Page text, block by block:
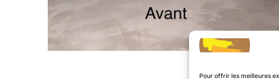
Pour offrir les meilleures